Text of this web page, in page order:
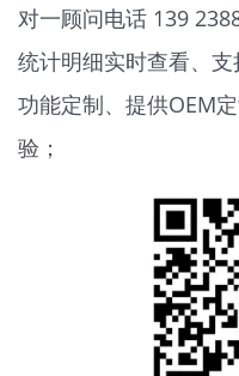
对一顾问电话 139
统计明细实时查看、
功能定制、提供OEM
验；